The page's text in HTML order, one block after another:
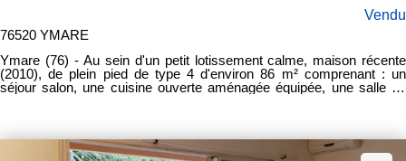
Vendu
76520 YMARE
Ymare (76) - Au sein d'un petit lotissement calme, maison récente
(2010), de plein pied de type 4 d'environ 86 m² comprenant : un
séjour salon, une cuisine ouverte aménagée équipée, une salle de
vendeur.